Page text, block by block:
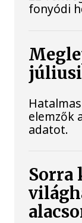
fonyódi
elemzők
adatot.
Sorra